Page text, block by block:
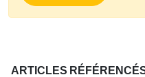
ARTICLES